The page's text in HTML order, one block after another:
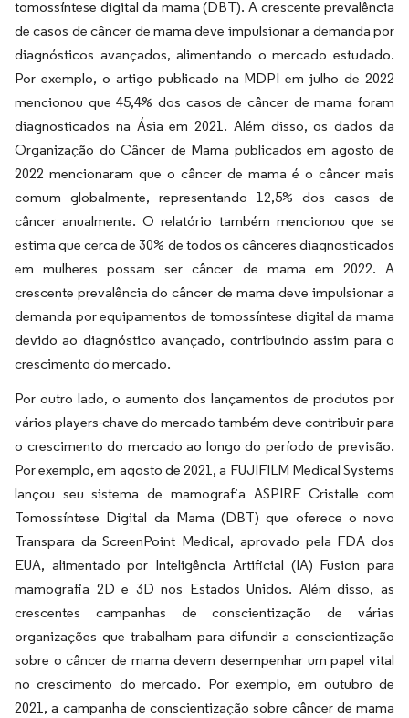
tomossíntese digital da mama (DBT). A crescente prevalência
de casos de câncer de mama deve impulsionar a demanda por
diagnósticos avançados, alimentando o mercado estudado.
Por exemplo, o artigo publicado na MDPI em julho de 2022
mencionou que 45,4% dos casos de câncer de mama foram
diagnosticados na Ásia em 2021. Além disso, os dados da
Organização do Câncer de Mama publicados em agosto de
2022 mencionaram que o câncer de mama é o câncer mais
comum globalmente, representando 12,5% dos casos de
câncer anualmente. O relatório também mencionou que se
estima que cerca de 30% de todos os cânceres diagnosticados
em mulheres possam ser câncer de mama em 2022. A
crescente prevalência do câncer de mama deve impulsionar a
demanda por equipamentos de tomossíntese digital da mama
devido ao diagnóstico avançado, contribuindo assim para o
crescimento do mercado.
Por outro lado, o aumento dos lançamentos de produtos por
vários players-chave do mercado também deve contribuir para
o crescimento do mercado ao longo do período de previsão.
Por exemplo, em agosto de 2021, a FUJIFILM Medical Systems
lançou seu sistema de mamografia ASPIRE Cristalle com
Tomossíntese Digital da Mama (DBT) que oferece o novo
Transpara da ScreenPoint Medical, aprovado pela FDA dos
EUA, alimentado por Inteligência Artificial (IA) Fusion para
mamografia 2D e 3D nos Estados Unidos. Além disso, as
crescentes campanhas de conscientização de várias
organizações que trabalham para difundir a conscientização
sobre o câncer de mama devem desempenhar um papel vital
no crescimento do mercado. Por exemplo, em outubro de
2021, a campanha de conscientização sobre câncer de mama